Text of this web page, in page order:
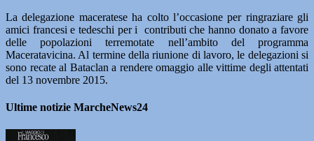
La delegazione maceratese ha colto l’occasione per ringraziare gli
amici francesi e tedeschi per i contributi che hanno donato a favore
delle popolazioni terremotate nell’ambito del programma
Maceratavicina. Al termine della riunione di lavoro, le delegazioni si
sono recate al Bataclan a rendere omaggio alle vittime degli attentati
del 13 novembre 2015.
Ultime notizie MarcheNews24